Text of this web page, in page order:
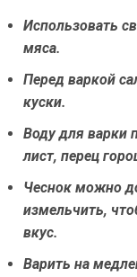
Использовать
мяса.
Перед варкой
куски.
Воду для варки
лист, перец
Чеснок можно
измельчить,
вкус.
Варить на